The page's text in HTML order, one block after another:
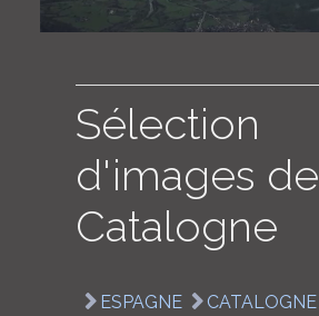
Sélection
d'images de
Catalogne
ESPAGNE CATALOGNE